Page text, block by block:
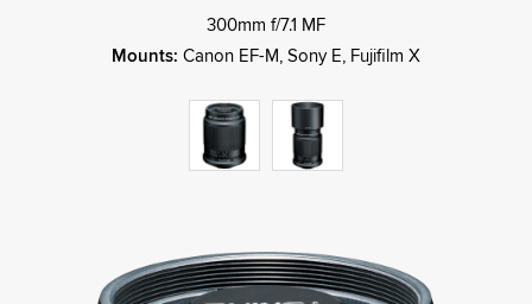
300mm f/7.1 MF
Mounts: Canon EF-M, Sony E, Fujifilm X